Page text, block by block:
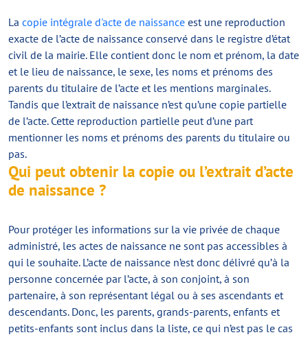
La copie intégrale d'acte de naissance est une reproduction
exacte de l’acte de naissance conservé dans le registre d’état
civil de la mairie. Elle contient donc le nom et prénom, la date
et le lieu de naissance, le sexe, les noms et prénoms des
parents du titulaire de l’acte et les mentions marginales.
Tandis que l’extrait de naissance n’est qu’une copie partielle
de l’acte. Cette reproduction partielle peut d’une part
mentionner les noms et prénoms des parents du titulaire ou
pas.
Qui peut obtenir la copie ou l’extrait d’acte
de naissance ?
Pour protéger les informations sur la vie privée de chaque
administré, les actes de naissance ne sont pas accessibles à
qui le souhaite. L’acte de naissance n’est donc délivré qu’à la
personne concernée par l’acte, à son conjoint, à son
partenaire, à son représentant légal ou à ses ascendants et
descendants. Donc, les parents, grands-parents, enfants et
petits-enfants sont inclus dans la liste, ce qui n’est pas le cas